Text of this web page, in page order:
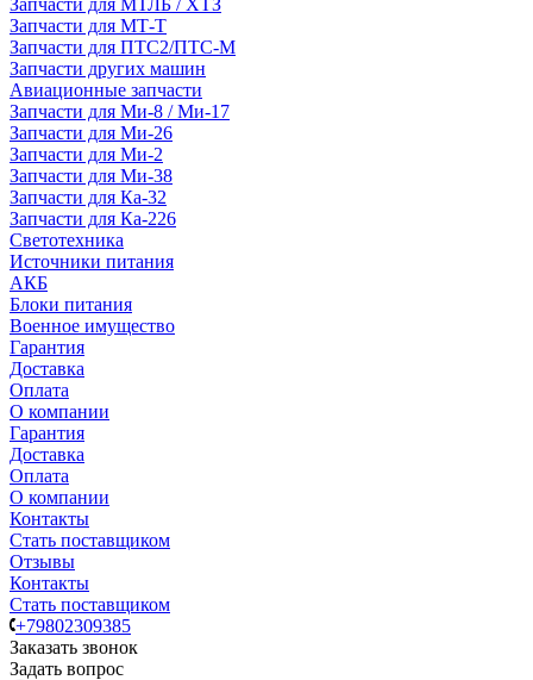
Запчасти для МТЛБ / ХТЗ
Запчасти для МТ-Т
Запчасти для ПТС2/ПТС-М
Запчасти других машин
Авиационные запчасти
Запчасти для Ми-8 / Ми-17
Запчасти для Ми-26
Запчасти для Ми-2
Запчасти для Ми-38
Запчасти для Ка-32
Запчасти для Ка-226
Светотехника
Источники питания
АКБ
Блоки питания
Военное имущество
Гарантия
Доставка
Оплата
О компании
Гарантия
Доставка
Оплата
О компании
Контакты
Стать поставщиком
Отзывы
Контакты
Стать поставщиком
+79802309385
Заказать звонок
Задать вопрос